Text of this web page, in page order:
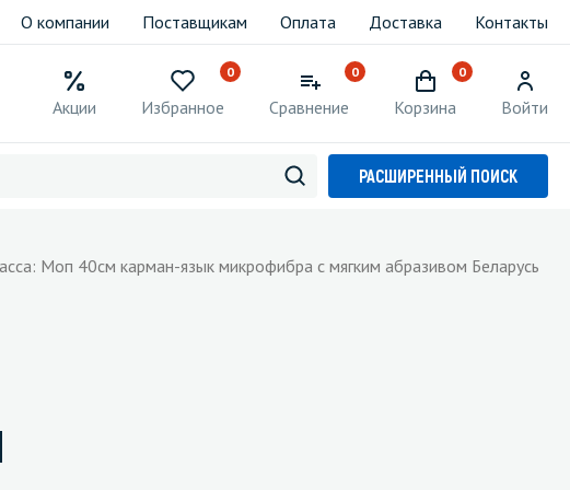
О компании Поставщикам Оплата Доставка Контакты
Акции
0
Избранное
0
Сравнение
0
Корзина Войти
РАСШИРЕННЫЙ ПОИСК
Моп 40см карман-язык микрофибра с мягким абразивом Беларусь